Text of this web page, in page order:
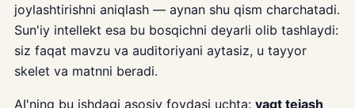
joylashtirishni aniqlash — aynan shu qism charchatadi.
Sun'iy intellekt esa bu bosqichni deyarli olib tashlaydi:
siz faqat mavzu va auditoriyani aytasiz, u tayyor
skelet va matnni beradi.
AI'ning bu ishdagi asosiy foydasi uchta: vaqt tejash